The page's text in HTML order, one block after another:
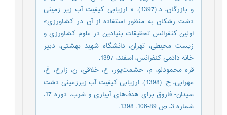
و بازرگان، د.(1397). « ارزیابی کیفیت آب زیر زمینی
دشت رشکان به منظور استفاده از آن در کشاورزی»
اولین کنفرانس تحقیقات بنیادین در علوم کشاورزی و
زیست محیطی، تهران، دانشگاه شهید بهشتی، دبیر
خانه دائمی کنفرانس، اسفند، 1397.
قره محمودلو، م، حشمت‌پور، ع، خلاقی، ن، زارع، غ،
مهرابی، ح. (1398). ارزیابی کیفیت آب زیرزمینی دشت
سیدان- فاروق برای هدف‌های آبیاری و شرب، دوره 17،
شماره 3، ص 89-106. 1398.